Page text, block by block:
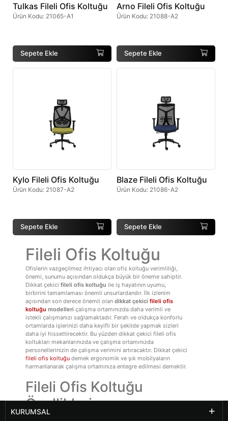
Tulkas Fileli Ofis Koltuğu
Ürün Kodu: 21065-A1
Sepete Ekle
Arno Fileli Ofis Koltuğu
Ürün Kodu: 21088-A2
Sepete Ekle
Kylo Fileli Ofis Koltuğu
Ürün Kodu: 21087-A2
Sepete Ekle
Blaze Fileli Ofis Koltuğu
Ürün Kodu: 21086-A2
Sepete Ekle
Fileli Ofis Koltuğu
Ofislerin vazgeçilmez ihtiyacı olan ofis koltuğu verimliliği,
önemi, sunumu açısından oldukça büyük bir öneme sahiptir.
Dikkat çekici fileli ofis koltuğu ile iş hayatının uyumu,
birbirini tamamlaması önemli unsurlardandır. İlk izlenim
açısından son derece önemli olan dikkat çekici fileli ofis
koltuğu modelleri çalışma ortamınızda daha verimli ve
istekli çalışmanızı sağlamaktadır. Ferah ve oldukça konforlu
ortamlarda işlerinizi daha keyifli bir şekilde yapmak sizleri
daha iyi hissettirecektir. Bu yüzden dikkat çekici fileli ofis
koltukları mekanlarınızda ve çalışma ortamınızda
personellerinizin de çalışma verimini artıracaktır. Dikkat çekici
fileli ofis koltuğu demek ergonomik ve şık mobilyaların
harmanlanarak çalışma ortamınıza entegre edilmesi demektir.
Fileli Ofis Koltuğu
Özellikleri
Yüksek konfor ve ergonomiye sahip olan
KURUMSAL